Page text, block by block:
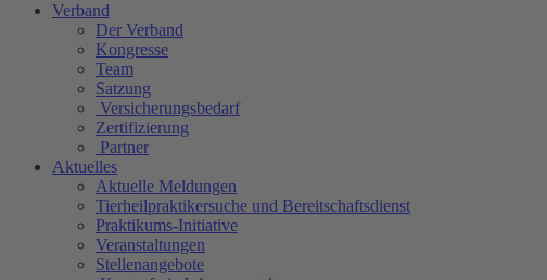
Verband
Der Verband
Kongresse
Team
Satzung
Versicherungsbedarf
Zertifizierung
Partner
Aktuelles
Aktuelle Meldungen
Tierheilpraktikersuche und Bereitschaftsdienst
Praktikums-Initiative
Veranstaltungen
Stellenangebote